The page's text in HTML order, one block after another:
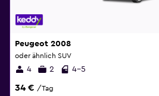
Peugeot 2008
oder ähnlich SUV
4 2 4-5
34 € /Tag